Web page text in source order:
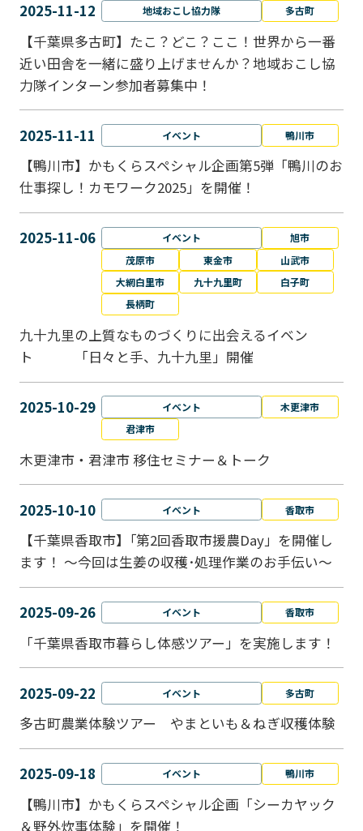
2025-11-12 地域おこし協力隊 多古町
【千葉県多古町】たこ？どこ？ここ！世界から一番
近い田舎を一緒に盛り上げませんか？地域おこし協
力隊インターン参加者募集中！
2025-11-11 イベント 鴨川市
【鴨川市】かもくらスペシャル企画第5弾「鴨川のお
仕事探し！カモワーク2025」を開催！
2025-11-06 イベント
旭市
茂原市
東金市
山武市
大網白里市
九十九里町
白子町
長柄町
九十九里の上質なものづくりに出会えるイベン
ト 「日々と手、九十九里」開催
2025-10-29 イベント
木更津市
君津市
木更津市・君津市 移住セミナー＆トーク
2025-10-10 イベント 香取市
【千葉県香取市】｢第2回香取市援農Day」を開催し
ます！ ～今回は生姜の収穫･処理作業のお手伝い～
2025-09-26 イベント 香取市
「千葉県香取市暮らし体感ツアー」を実施します！
2025-09-22 イベント 多古町
多古町農業体験ツアー やまといも＆ねぎ収穫体験
2025-09-18 イベント 鴨川市
【鴨川市】かもくらスペシャル企画「シーカヤック
＆野外炊事体験」を開催！